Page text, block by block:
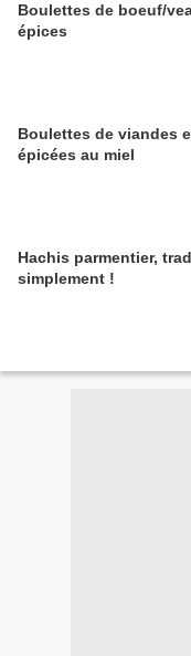
Boulettes de boeuf/
épices
Boulettes de viandes
épicées au miel
Hachis parmentier,
simplement !